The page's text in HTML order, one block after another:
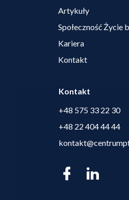
Kontakt
+48 575 33 22 30
+48 22 404 44 44
Artykuły
Społeczność Życie
Kariera
Kontakt